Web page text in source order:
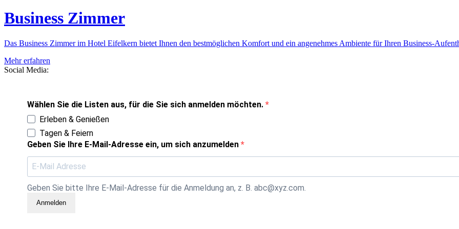
Business Zimmer
Das Business Zimmer im Hotel Eifelkern bietet Ihnen den bestmöglichen Komfort und ein angenehmes Ambiente für Ihren Business-
Mehr erfahren
Social Media:
Wählen Sie die Listen aus, für die Sie sich anmelden möchten.
Erleben & Genießen
Tagen & Feiern
Geben Sie Ihre E-Mail-Adresse ein, um sich anzumelden
Geben Sie bitte Ihre E-Mail-Adresse für die Anmeldung an, z. B. abc@xyz.com.
Anmelden